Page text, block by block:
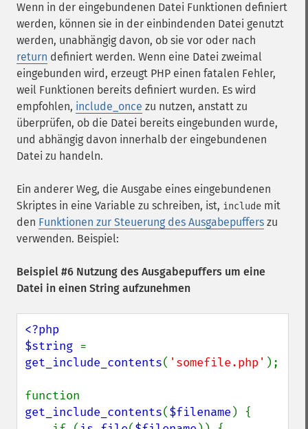
Wenn in der eingebundenen Datei Funktionen definiert
werden, können sie in der einbindenden Datei genutzt
werden, unabhängig davon, ob sie vor oder nach
return definiert werden. Wenn eine Datei zweimal
eingebunden wird, erzeugt PHP einen fatalen Fehler,
weil Funktionen bereits definiert wurden. Es wird
empfohlen, include_once zu nutzen, anstatt zu
überprüfen, ob die Datei bereits eingebunden wurde,
und abhängig davon innerhalb der eingebundenen
Datei zu handeln.
Ein anderer Weg, die Ausgabe eines eingebundenen
Skriptes in eine Variable zu schreiben, ist, include mit
den Funktionen zur Steuerung des Ausgabepuffers zu
verwenden. Beispiel:
Beispiel #6 Nutzung des Ausgabepuffers um eine
Datei in einen String aufzunehmen
<?php
$string
get_include_contents( 'somefile.php' );
get_include_contents($filename ) {